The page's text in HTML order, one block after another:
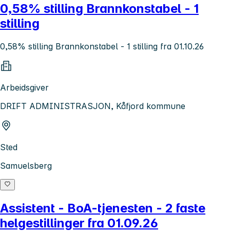
0,58% stilling Brannkonstabel - 1
stilling
0,58% stilling Brannkonstabel - 1 stilling fra 01.10.26
Arbeidsgiver
DRIFT ADMINISTRASJON, Kåfjord kommune
Sted
Samuelsberg
Assistent - BoA-tjenesten - 2 faste
helgestillinger fra 01.09.26